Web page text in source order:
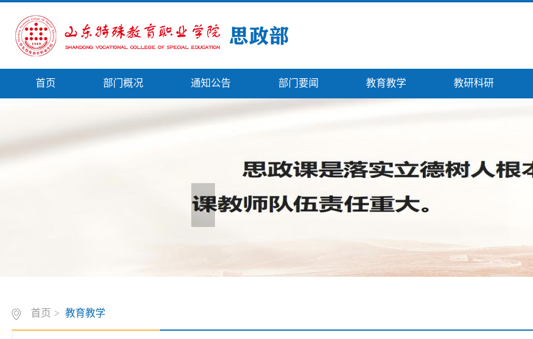
首页 部门概况 通知公告 部门要闻 教育教学 教研科研
首页 > 教育教学